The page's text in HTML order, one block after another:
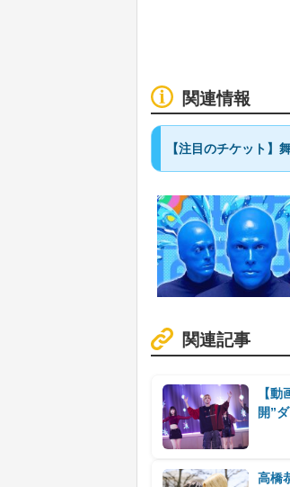
関連情報
【注目のチケット】
関連記事
【
開”
高橋